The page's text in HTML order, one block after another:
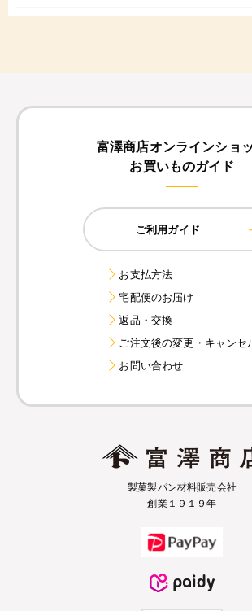
富澤商店オンラインショ
お買いものガイド
ご利用ガイド
お支払方法
宅配便のお届け
返品・交換
ご注文後の変更・キャンセ
お問い合わせ
製菓製パン材料販売会社
創業１９１９年